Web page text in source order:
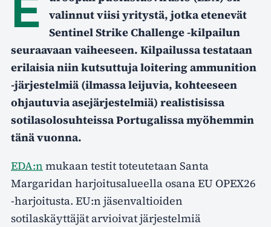
valinnut viisi yritystä, jotka etenevät
Sentinel Strike Challenge -kilpailun
seuraavaan vaiheeseen. Kilpailussa testataan
erilaisia niin kutsuttuja loitering ammunition
-järjestelmiä (ilmassa leijuvia, kohteeseen
ohjautuvia asejärjestelmiä) realistisissa
sotilasolosuhteissa Portugalissa myöhemmin
tänä vuonna.
EDA:n mukaan testit toteutetaan Santa
Margaridan harjoitusalueella osana EU OPEX26
-harjoitusta. EU:n jäsenvaltioiden
sotilaskäyttäjät arvioivat järjestelmiä